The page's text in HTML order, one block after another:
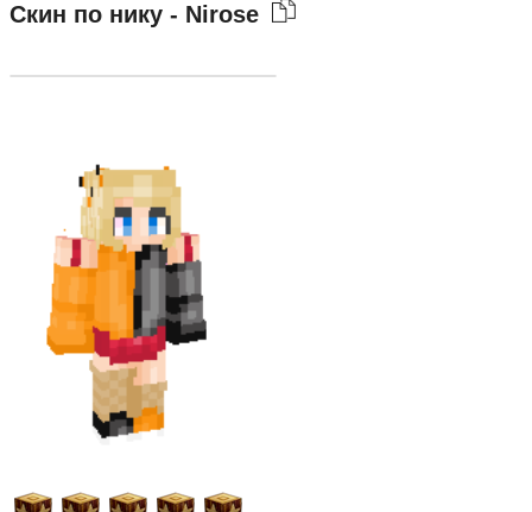
Скин по нику - Nirose